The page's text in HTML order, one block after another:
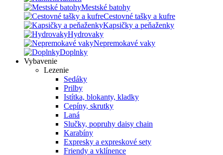
Mestské batohy
Cestovné tašky a kufre
Kapsičky a peňaženky
Hydrovaky
Nepremokavé vaky
Doplnky
Vybavenie
Lezenie
Sedáky
Prilby
Istítka, blokanty, kladky
Cepíny, skrutky
Laná
Slučky, popruhy daisy chain
Karabíny
Expresky a expreskové sety
Friendy a vklínence